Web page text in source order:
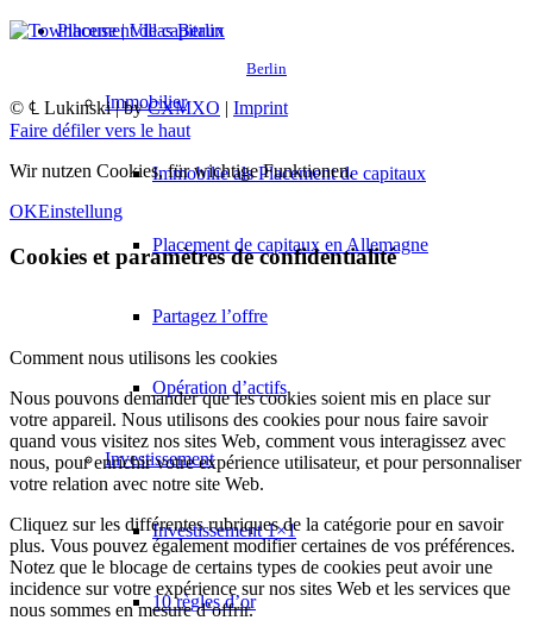
Placement de capitaux
Immobilier
Immobilie als Placement de capitaux
Placement de capitaux en Allemagne
Partagez l’offre
Opération d’actifs
Investissement
Investissement 1×1
10 règles d’or
Berlin
© ℄ Lukinski | byCXMXO | Imprint
Faire défiler vers le haut
Wir nutzen Cookies, für wichtige Funktionen.
OKEinstellung
Cookies et paramètres de confidentialité
Comment nous utilisons les cookies
Nous pouvons demander que les cookies soient mis en place sur
votre appareil. Nous utilisons des cookies pour nous faire savoir
quand vous visitez nos sites Web, comment vous interagissez avec
nous, pour enrichir votre expérience utilisateur, et pour personnaliser
votre relation avec notre site Web.
Cliquez sur les différentes rubriques de la catégorie pour en savoir
plus. Vous pouvez également modifier certaines de vos préférences.
Notez que le blocage de certains types de cookies peut avoir une
incidence sur votre expérience sur nos sites Web et les services que
nous sommes en mesure d’offrir.